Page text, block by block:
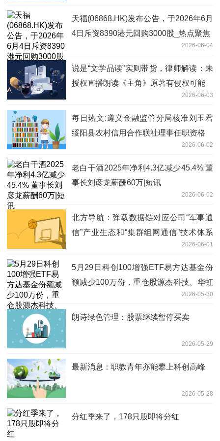
天福(06868.HK)发布公告，于2026年6月
4日斥资8390港元回购3000股_热点聚焦
2026-06-04
说是“文学品读”实则带货，律师解读：未
授权直播朗读《主角》原著有侵权可能
2026-06-03
每日热文:遵义金融监管分局核准刘玉君
绥阳县农村信用合作联社理事任职资格
2026-06-02
老白干酒2025年净利4.3亿减少45.4% 董
事长刘彦龙薪酬60万|短讯
2026-06-02
北方导航：弹载数据链对应公司“军事通
信”产业生态和“集群组网通信”技术体系
2026-06-01
5月29日科创100增强ETF易方达基金份
额减少100万份，重仓股源杰科技、华虹
2026-05-30
朗诗绿色管理：股票继续暂停买卖
2026-05-29
最新消息：职教青年亦能攀上科创高峰
2026-05-28
分红季来了，178只股即将分红